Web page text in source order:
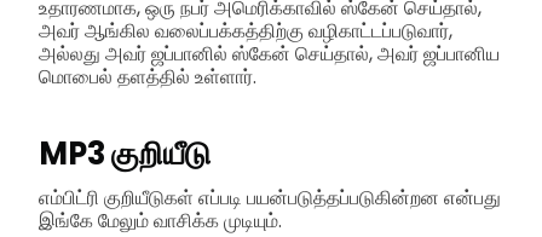
உதாரணமாக, ஒரு நபர் அமெரிக்காவில் ஸ்கேன் செய்தால்,
அவர் ஆங்கில வலைப்பக்கத்திற்கு வழிகாட்டப்படுவார்,
அல்லது அவர் ஜப்பானில் ஸ்கேன் செய்தால், அவர் ஜப்பானிய
மொபைல் தளத்தில் உள்ளார்.
MP3 குறியீடு
எம்பிட்ரி குறியீடுகள் எப்படி பயன்படுத்தப்படுகின்றன என்பது
இங்கே மேலும் வாசிக்க முடியும்.